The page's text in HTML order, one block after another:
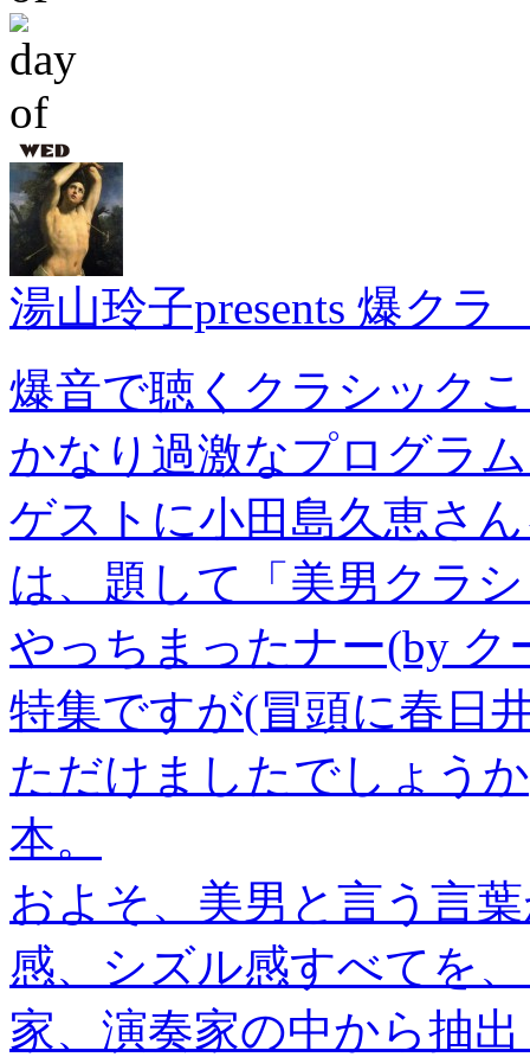
湯山玲子presents 爆ク
爆音で聴くクラシック
かなり過激なプログラ
ゲストに小田島久恵さ
は、題して「美男クラ
やっちまったナー(by
特集ですが(冒頭に春日
ただけましたでしょう
本。
およそ、美男と言う言
感、シズル感すべてを
家、演奏家の中から抽